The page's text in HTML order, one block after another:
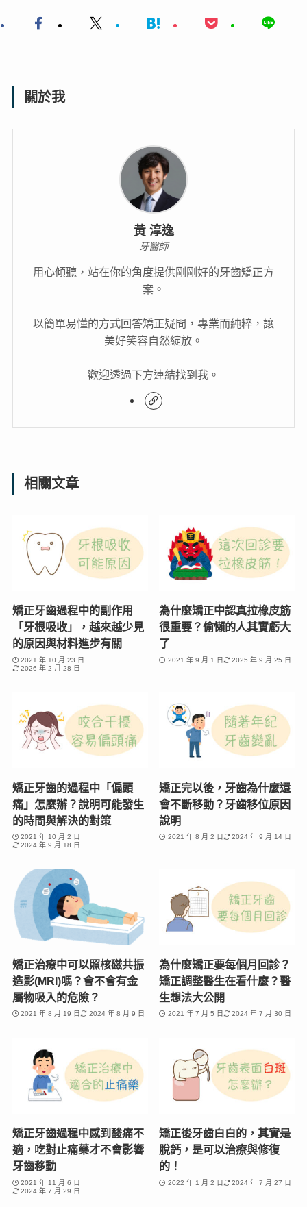
關於我
黃 淳逸
牙醫師
用心傾聽，站在你的角度提供剛剛好的牙齒矯正方
案。
以簡單易懂的方式回答矯正疑問，專業而純粹，讓
美好笑容自然綻放。
歡迎透過下方連結找到我。
相關文章
矯正牙齒過程中的副作用
「牙根吸收」，越來越少見
的原因與材料進步有關
2021 年 10 月 23 日
2026 年 2 月 28 日
為什麼矯正中認真拉橡皮筋
很重要？偷懶的人其實虧大
了
2021 年 9 月 1 日 2025 年 9 月 25 日
矯正牙齒的過程中「偏頭
痛」怎麼辦？說明可能發生
的時間與解決的對策
2021 年 10 月 2 日
2024 年 9 月 18 日
矯正完以後，牙齒為什麼還
會不斷移動？牙齒移位原因
說明
2021 年 8 月 2 日 2024 年 9 月 14 日
矯正治療中可以照核磁共振
造影(MRI)嗎？會不會有金
屬物吸入的危險？
2021 年 8 月 19 日 2024 年 8 月 9 日
為什麼矯正要每個月回診？
矯正調整醫生在看什麼？醫
生想法大公開
2021 年 7 月 5 日 2024 年 7 月 30 日
矯正牙齒過程中感到酸痛不
適，吃對止痛藥才不會影響
牙齒移動
2021 年 11 月 6 日
2024 年 7 月 29 日
矯正後牙齒白白的，其實是
脫鈣，是可以治療與修復
的！
2022 年 1 月 2 日 2024 年 7 月 27 日